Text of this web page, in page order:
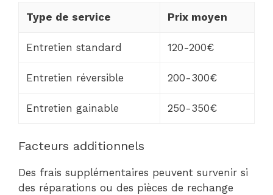
Type de service Prix moyen
Entretien standard 120-200€
Entretien réversible 200-300€
Entretien gainable 250-350€
Facteurs additionnels
Des frais supplémentaires peuvent survenir si
des réparations ou des pièces de rechange